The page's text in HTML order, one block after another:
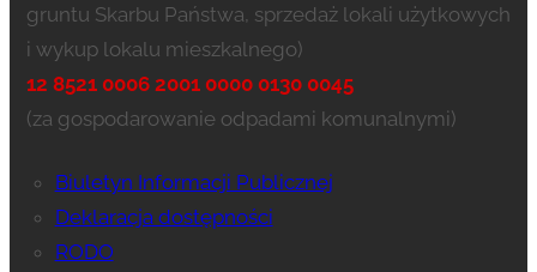
gruntu Skarbu Państwa, sprzedaż lokali użytkowych
i wykup lokalu mieszkalnego)
12 8521 0006 2001 0000 0130 0045
(za gospodarowanie odpadami komunalnymi)
Biuletyn Informacji Publicznej
Deklaracja dostępności
RODO